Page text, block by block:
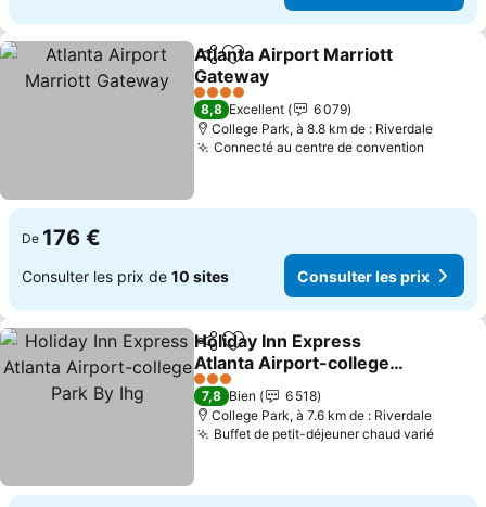
PartagerAjouter à mes favoris
Atlanta Airport Marriott
Gateway
4 Étoiles
8,8 Excellent
6 079
College Park, à 8.8 km de : Riverdale
Connecté au centre de convention
De 176 €
Consulter les prix de 10 sites Consulter les prix
PartagerAjouter à mes favoris
Holiday Inn Express
Atlanta Airport-college
Park By Ihg
3 Étoiles
7,8 Bien
6 518
College Park, à 7.6 km de : Riverdale
Buffet de petit-déjeuner chaud varié